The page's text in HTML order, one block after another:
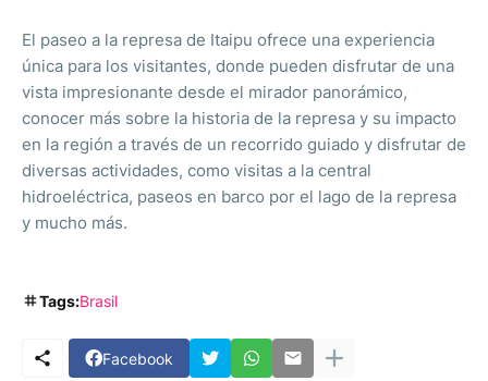
El paseo a la represa de Itaipu ofrece una experiencia
única para los visitantes, donde pueden disfrutar de una
vista impresionante desde el mirador panorámico,
conocer más sobre la historia de la represa y su impacto
en la región a través de un recorrido guiado y disfrutar de
diversas actividades, como visitas a la central
hidroeléctrica, paseos en barco por el lago de la represa
y mucho más.
Tags:Brasil
Facebook